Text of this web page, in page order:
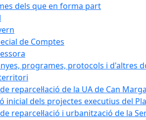
dels que en forma part
de Comptes
programes, protocols i d'altres
reparcel·lació de la UA de Can
inicial dels projectes executius del
reparcel·lació i urbanització de la